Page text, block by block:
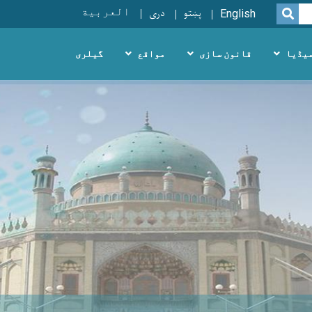
SEARCH
English پښتو دری العربية
میڈیا قانون سازی مواقع گیلری